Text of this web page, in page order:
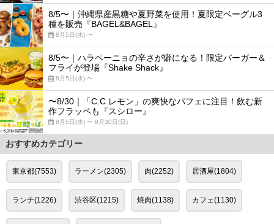
8/5〜｜沖縄県産黒糖や夏野菜を使用！夏限定ベーグル3
種を販売『BAGEL&BAGEL』
8月5日(水) 〜
8/5〜｜ハラペーニョの辛さが癖になる！限定バーガー＆
フライが登場『Shake Shack』
8月5日(水) 〜
〜8/30｜「C.C.レモン」の爽快なパフェに注目！飲む新
作フラッペも『スシロー』
8月5日(水) 〜 8月30日(日)
おすすめカテゴリー
東京都(7553) ラーメン(2305) 肉(2252) 居酒屋(1804)
ランチ(1226) 渋谷区(1215) 焼肉(1138) カフェ(1130)